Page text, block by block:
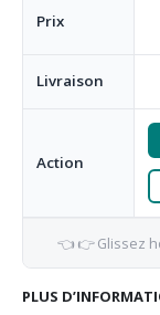
Prix
Livraison
Action
👈 👉 Glissez
PLUS